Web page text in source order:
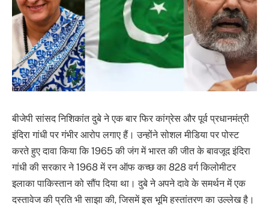
बीजेपी सांसद निशिकांत दुबे ने एक बार फिर कांग्रेस और पूर्व प्रधानमंत्री
इंदिरा गांधी पर गंभीर आरोप लगाए हैं। उन्होंने सोशल मीडिया पर पोस्ट
करते हुए दावा किया कि 1965 की जंग में भारत की जीत के बावजूद इंदिरा
गांधी की सरकार ने 1968 में रन ऑफ कच्छ का 828 वर्ग किलोमीटर
इलाका पाकिस्तान को सौंप दिया था। दुबे ने अपने दावे के समर्थन में एक
दस्तावेज की प्रति भी साझा की, जिसमें इस भूमि हस्तांतरण का उल्लेख है।